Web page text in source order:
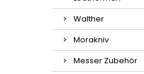
Walther
Morakniv
Messer Zubehör